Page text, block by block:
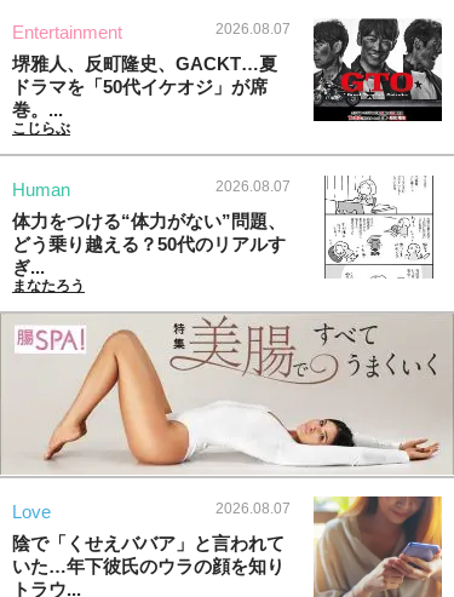
Entertainment 2026.08.07
堺雅人、反町隆史、GACKT…夏
ドラマを「50代イケオジ」が席
巻。...
こじらぶ
Human 2026.08.07
体力をつける“体力がない”問題、
どう乗り越える？50代のリアルす
ぎ...
まなたろう
Love 2026.08.07
陰で「くせえババア」と言われて
いた…年下彼氏のウラの顔を知り
トラウ...